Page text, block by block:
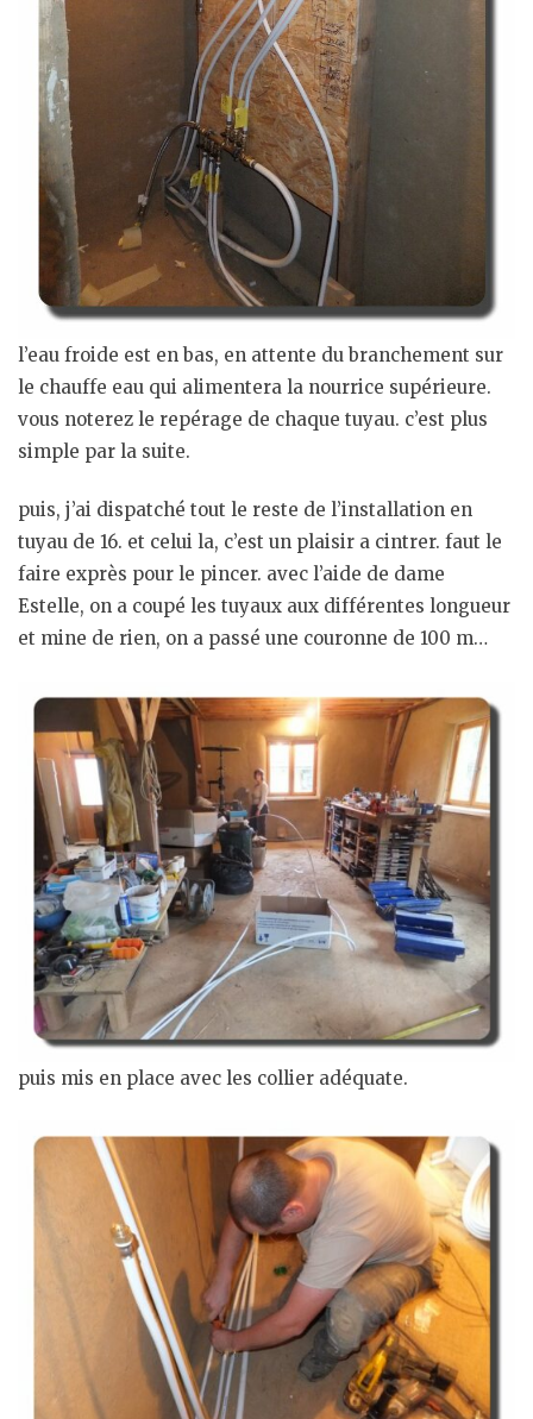
l’eau froide est en bas, en attente du branchement sur
le chauffe eau qui alimentera la nourrice supérieure.
vous noterez le repérage de chaque tuyau. c’est plus
simple par la suite.
puis, j’ai dispatché tout le reste de l’installation en
tuyau de 16. et celui la, c’est un plaisir a cintrer. faut le
faire exprès pour le pincer. avec l’aide de dame
Estelle, on a coupé les tuyaux aux différentes longueur
et mine de rien, on a passé une couronne de 100 m…
puis mis en place avec les collier adéquate.